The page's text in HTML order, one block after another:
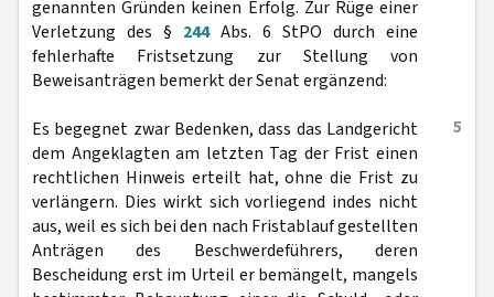
genannten Gründen keinen Erfolg. Zur Rüge einer
Verletzung des § 244Abs. 6 StPO durch eine
fehlerhafte Fristsetzung zur Stellung von
Beweisanträgen bemerkt der Senat ergänzend:
5
Es begegnet zwar Bedenken, dass das Landgericht
dem Angeklagten am letzten Tag der Frist einen
rechtlichen Hinweis erteilt hat, ohne die Frist zu
verlängern. Dies wirkt sich vorliegend indes nicht
aus, weil es sich bei den nach Fristablauf gestellten
Anträgen des Beschwerdeführers, deren
Bescheidung erst im Urteil er bemängelt, mangels